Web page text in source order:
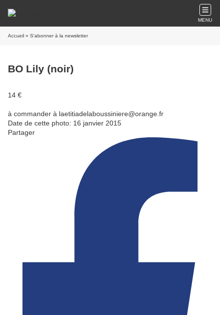
MENU
Accueil » S'abonner à la newsletter
BO Lily (noir)
14 €
à commander à laetitiadelaboussiniere@orange.fr
Date de cette photo: 16 janvier 2015
Partager